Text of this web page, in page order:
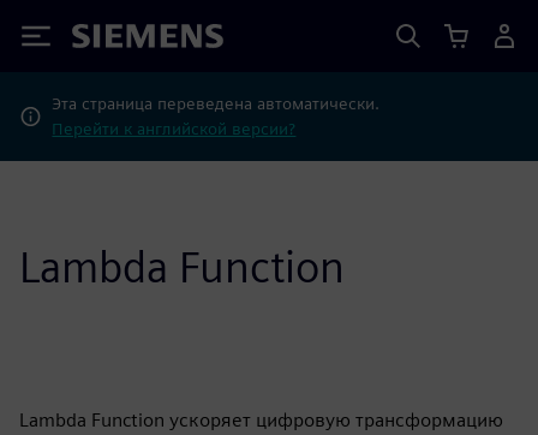
Siemens
Эта страница переведена автоматически.
Перейти к английской версии?
Lambda Function
Lambda Function ускоряет цифровую трансформацию